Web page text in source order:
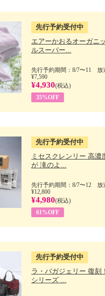
先行予約受付中
エアーかおるオーガニ
ルスーパー...
先行予約期間：8/7〜11 放
¥7,590
¥4,930(税込)
35%OFF
先行予約受付中
ミセスクレンリー 高濃
が 滝のよ...
先行予約期間：8/7〜12 放
¥12,800
¥4,980(税込)
61%OFF
先行予約受付中
ラ・バガジェリー 復刻
シリーズ ...